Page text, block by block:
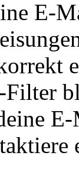
E-
Filter